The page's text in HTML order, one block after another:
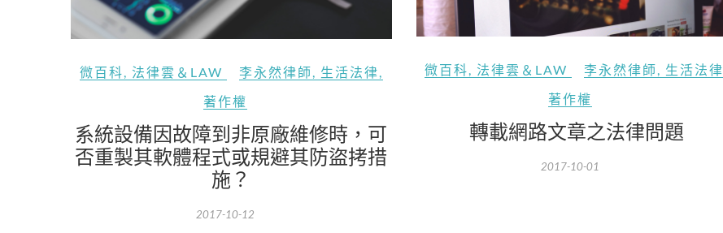
微百科, 法律雲＆LAW 李永然律師, 生活法律,
著作權
系統設備因故障到非原廠維修時，可
否重製其軟體程式或規避其防盜拷措
施？
2017-10-12
微百科 法律雲＆LAW 李永然律師 生活法律
著作權
轉載網路文章之法律問題
2017-10-01